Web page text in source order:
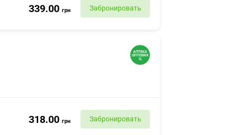
339.00 грн Забронировать
318.00 грн Забронировать